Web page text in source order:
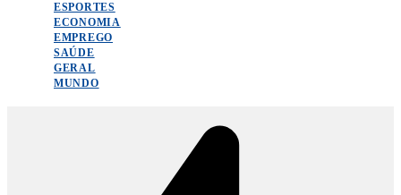
ESPORTES
ECONOMIA
EMPREGO
SAÚDE
GERAL
MUNDO